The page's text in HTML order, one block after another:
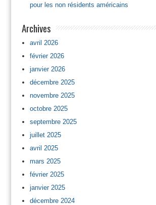
pour les non résidents américains
Archives
avril 2026
février 2026
janvier 2026
décembre 2025
novembre 2025
octobre 2025
septembre 2025
juillet 2025
avril 2025
mars 2025
février 2025
janvier 2025
décembre 2024